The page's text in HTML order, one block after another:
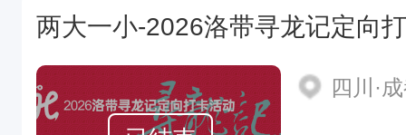
两大一小-2026洛带寻龙记定向
四川·